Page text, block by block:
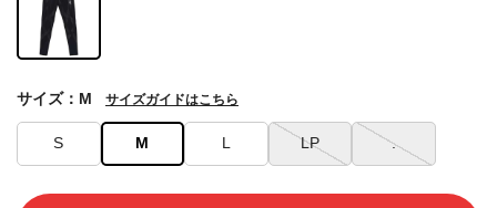
S M L LP .
サイズ：M サイズガイドはこちら